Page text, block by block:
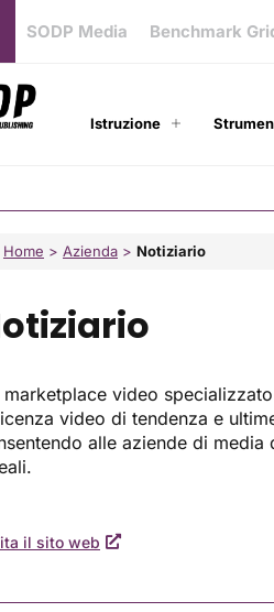
SODP Media Benchmark
Istruzione
Home > Azienda > Notiziario
marketplace video
video di tendenza e
alle aziende di
il sito web